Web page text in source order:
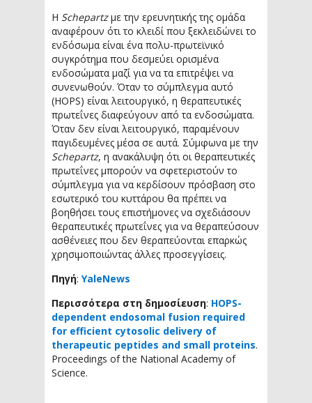
Η Schepartzμε την ερευνητικής της ομάδα
αναφέρουν ότι το κλειδί που ξεκλειδώνει το
ενδόσωμα είναι ένα πολυ-πρωτεϊνικό
συγκρότημα που δεσμεύει ορισμένα
ενδοσώματα μαζί για να τα επιτρέψει να
συνενωθούν. Όταν το σύμπλεγμα αυτό
(HOPS) είναι λειτουργικό, η θεραπευτικές
πρωτεΐνες διαφεύγουν από τα ενδοσώματα.
Όταν δεν είναι λειτουργικό, παραμένουν
παγιδευμένες μέσα σε αυτά. Σύμφωνα με την
Schepartz, η ανακάλυψη ότι οι θεραπευτικές
πρωτεΐνες μπορούν να σφετεριστούν το
σύμπλεγμα για να κερδίσουν πρόσβαση στο
εσωτερικό του κυττάρου θα πρέπει να
βοηθήσει τους επιστήμονες να σχεδιάσουν
θεραπευτικές πρωτεΐνες για να θεραπεύσουν
ασθένειες που δεν θεραπεύονται επαρκώς
χρησιμοποιώντας άλλες προσεγγίσεις.
Πηγή: YaleNews
Περισσότερα στη δημοσίευση: HOPS-
dependent endosomal fusion required
for efficient cytosolic delivery of
therapeutic peptides and small proteins.
Proceedings of the National Academy of
Science.